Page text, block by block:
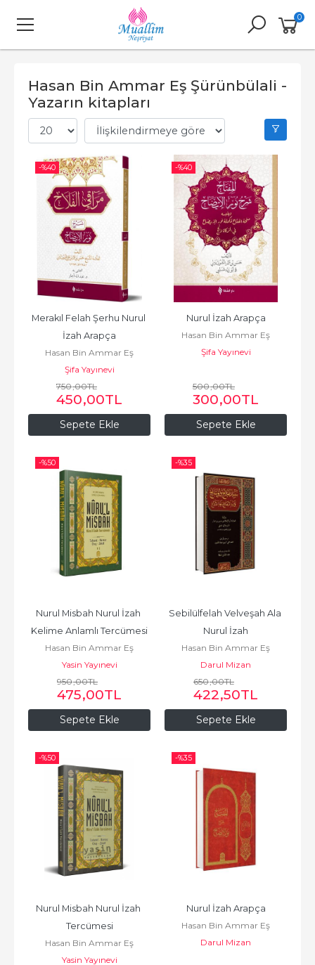
0
Hasan Bin Ammar Eş Şürünbülali -
Yazarın kitapları
-%40
Sepete Ekle
Merakıl Felah Şerhu Nurul
İzah Arapça
Hasan Bin Ammar Eş
Şürünbülali
Şifa Yayınevi
750,00TL
450,00TL
-%40
Sepete Ekle
Nurul İzah Arapça
Hasan Bin Ammar Eş
Şürünbülali
Şifa Yayınevi
500,00TL
300,00TL
-%50
Sepete Ekle
Nurul Misbah Nurul İzah
Kelime Anlamlı Tercümesi
Hasan Bin Ammar Eş
Şürünbülali
Yasin Yayınevi
950,00TL
475,00TL
-%35
Sepete Ekle
Sebilülfelah Velveşah Ala
Nurul İzah
Hasan Bin Ammar Eş
Şürünbülali
Darul Mizan
650,00TL
422,50TL
-%50
Nurul Misbah Nurul İzah
Tercümesi
Hasan Bin Ammar Eş
Şürünbülali
Yasin Yayınevi
-%35
Nurul İzah Arapça
Hasan Bin Ammar Eş
Şürünbülali
Darul Mizan